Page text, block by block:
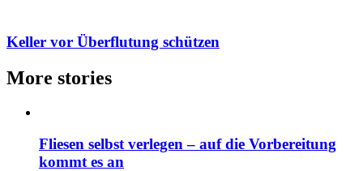
Keller vor Überflutung schützen
More stories
Fliesen selbst verlegen – auf die Vorbereitung
kommt es an